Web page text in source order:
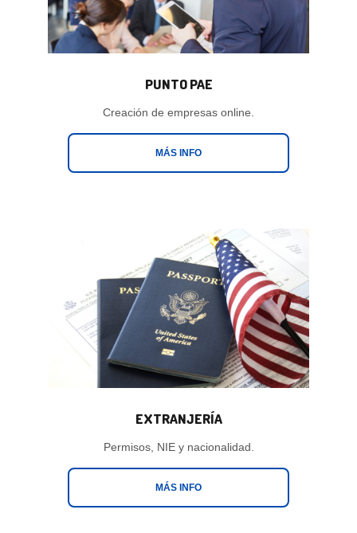
PUNTO PAE
Creación de empresas online.
MÁS INFO
EXTRANJERÍA
Permisos, NIE y nacionalidad.
MÁS INFO